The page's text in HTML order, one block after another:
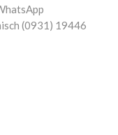
(0931) 19446